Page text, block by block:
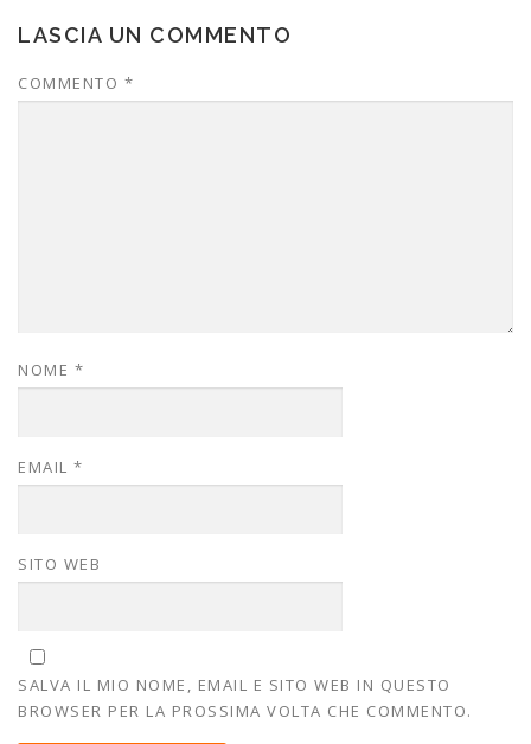
LASCIA UN COMMENTO
COMMENTO *
NOME *
EMAIL *
SITO WEB
SALVA IL MIO NOME, EMAIL E SITO WEB IN QUESTO
BROWSER PER LA PROSSIMA VOLTA CHE COMMENTO.